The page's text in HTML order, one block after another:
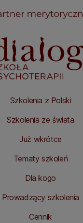
Szkolenia z Polski
Szkolenia ze świata
Już wkrótce
Tematy szkoleń
Dla kogo
Prowadzący szkolenia
Cennik